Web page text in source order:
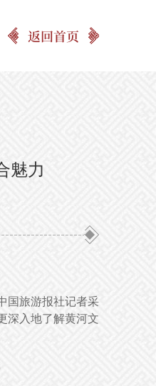
返回首页
魅力
国旅游报社记者采
深入地了解黄河文